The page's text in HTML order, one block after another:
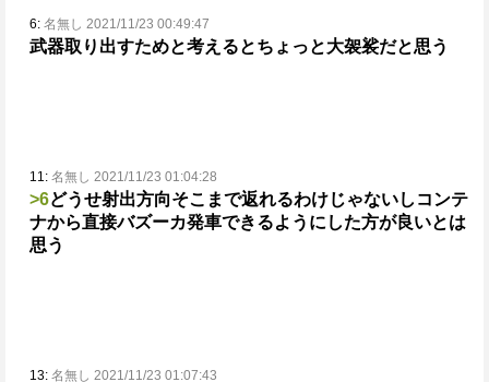
6: 名無し 2021/11/23 00:49:47
武器取り出すためと考えるとちょっと大袈裟だと思う
11: 名無し 2021/11/23 01:04:28
>6どうせ射出方向そこまで返れるわけじゃないし コンテ
ナから直接バズーカ発車できるようにした方が良いとは
思う
13: 名無し 2021/11/23 01:07:43